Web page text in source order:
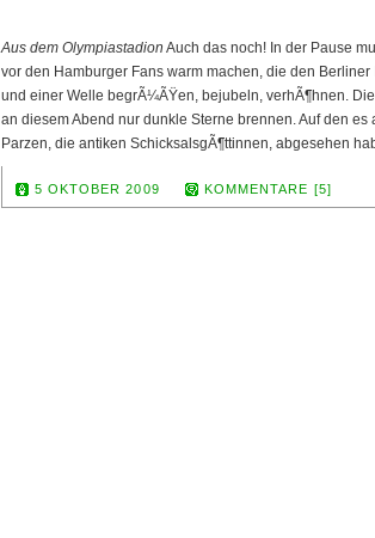
Aus dem Olympiastadion Auch das noch! In der Pause
vor den Hamburger Fans warm machen, die den Berliner
und einer Welle begrÃ¼ÃŸen, bejubeln, verhÃ¶hnen.
an diesem Abend nur dunkle Sterne brennen. Auf den es
Parzen, die antiken SchicksalsgÃ¶ttinnen, abgesehen
5 OKTOBER 2009 KOMMENTARE [5]